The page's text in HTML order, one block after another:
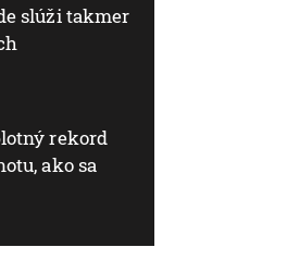
slúži takmer
rekord
ako sa